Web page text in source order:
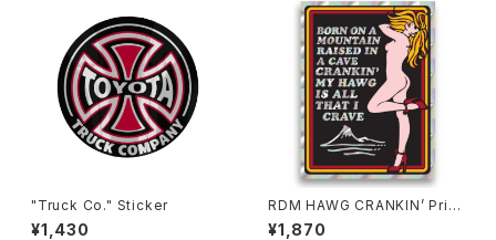
"Truck Co." Sticker
¥1,430
RDM HAWG CRANKIN’ Pris
m Sticker, 3.5"
¥1,870